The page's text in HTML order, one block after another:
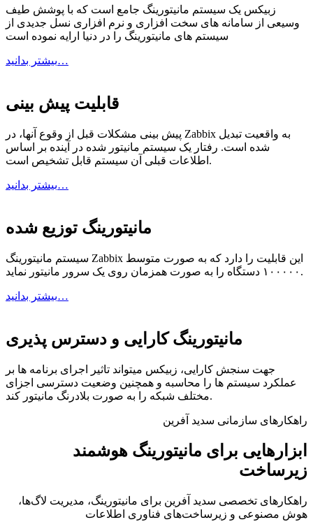
زبیکس یک سیستم مانیتورینگ جامع است که با پوشش طیف
وسیعی از سامانه های سخت افزاری و نرم افزاری نسل جدیدی از
سیستم های مانیتورینگ را در دنیا ارایه نموده است
بیشتر بدانید…
قابلیت پیش بینی
پیش بینی مشکلات قبل از وقوع آنها، در Zabbix به واقعیت تبدیل
شده است. رفتار یک سیستم مانیتور شده در آینده بر اساس
اطلاعات قبلی آن سیستم قابل تشخیص است.
بیشتر بدانید…
مانیتورینگ توزیع شده
سیستم مانیتورینگ Zabbix این قابلیت را دارد که به صورت متوسط
۱۰۰۰۰۰ دستگاه را به صورت همزمان روی یک سرور مانیتور نماید.
بیشتر بدانید…
مانیتورینگ کارایی و دسترس پذیری
جهت سنجش کارایی، زبیکس میتواند تاثیر اجرای برنامه ها بر
عملکرد سیستم ها را محاسبه و همچنین وضعیت دسترسی اجزای
مختلف شبکه را به صورت بلادرنگ مانیتور کند.
راهکارهای سازمانی سدید آفرین
ابزارهایی برای مانیتورینگ هوشمند
زیرساخت
راهکارهای تخصصی سدید آفرین برای مانیتورینگ، مدیریت لاگ‌ها،
هوش مصنوعی و زیرساخت‌های فناوری اطلاعات